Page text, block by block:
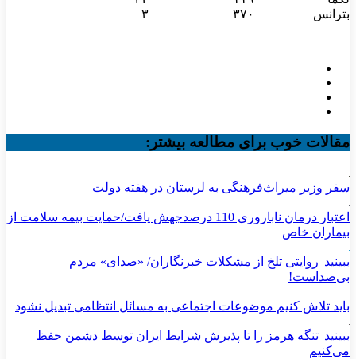
بترانس
۳۷۰ ۳
مقالات خوب برای مطالعه بیشتر:
سفر وزیر میراث‌فرهنگی به لرستان در هفته دولت
اعتبار درمان ناباروری 110 درصدجهش یافت/حمایت بیمه سلامت از
بیماران خاص
ببینید| روایتی تلخ از مشکلات خبرنگاران/ «صدای» ‌مردم
بی‌صدا‌ست!
باید تلاش کنیم موضوعات اجتماعی به مسائل انتظامی تبدیل نشود
ببینید| تنگه هرمز را تا پذیرش شرایط ایران توسط دشمن حفظ
می‌کنیم